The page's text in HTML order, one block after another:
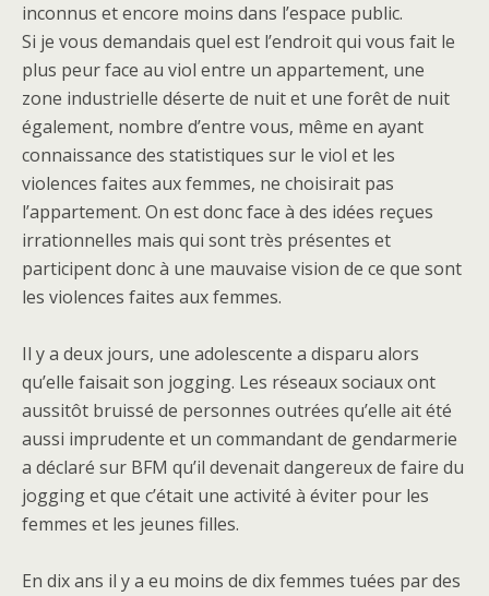
inconnus et encore moins dans l’espace public.
Si je vous demandais quel est l’endroit qui vous fait le
plus peur face au viol entre un appartement, une
zone industrielle déserte de nuit et une forêt de nuit
également, nombre d’entre vous, même en ayant
connaissance des statistiques sur le viol et les
violences faites aux femmes, ne choisirait pas
l’appartement. On est donc face à des idées reçues
irrationnelles mais qui sont très présentes et
participent donc à une mauvaise vision de ce que sont
les violences faites aux femmes.
Il y a deux jours, une adolescente a disparu alors
qu’elle faisait son jogging. Les réseaux sociaux ont
aussitôt bruissé de personnes outrées qu’elle ait été
aussi imprudente et un commandant de gendarmerie
a déclaré sur BFM qu’il devenait dangereux de faire du
jogging et que c’était une activité à éviter pour les
femmes et les jeunes filles.
En dix ans il y a eu moins de dix femmes tuées par des